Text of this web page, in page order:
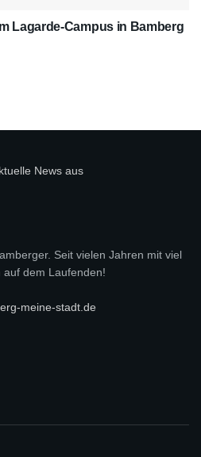
Lagarde-Campus in Bamberg
Seit vielen Jahren mit viel
auf dem Laufenden!
meine-stadt.de